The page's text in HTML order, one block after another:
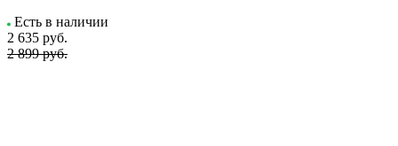
Есть в наличии
2 635 руб.
2 899 руб.